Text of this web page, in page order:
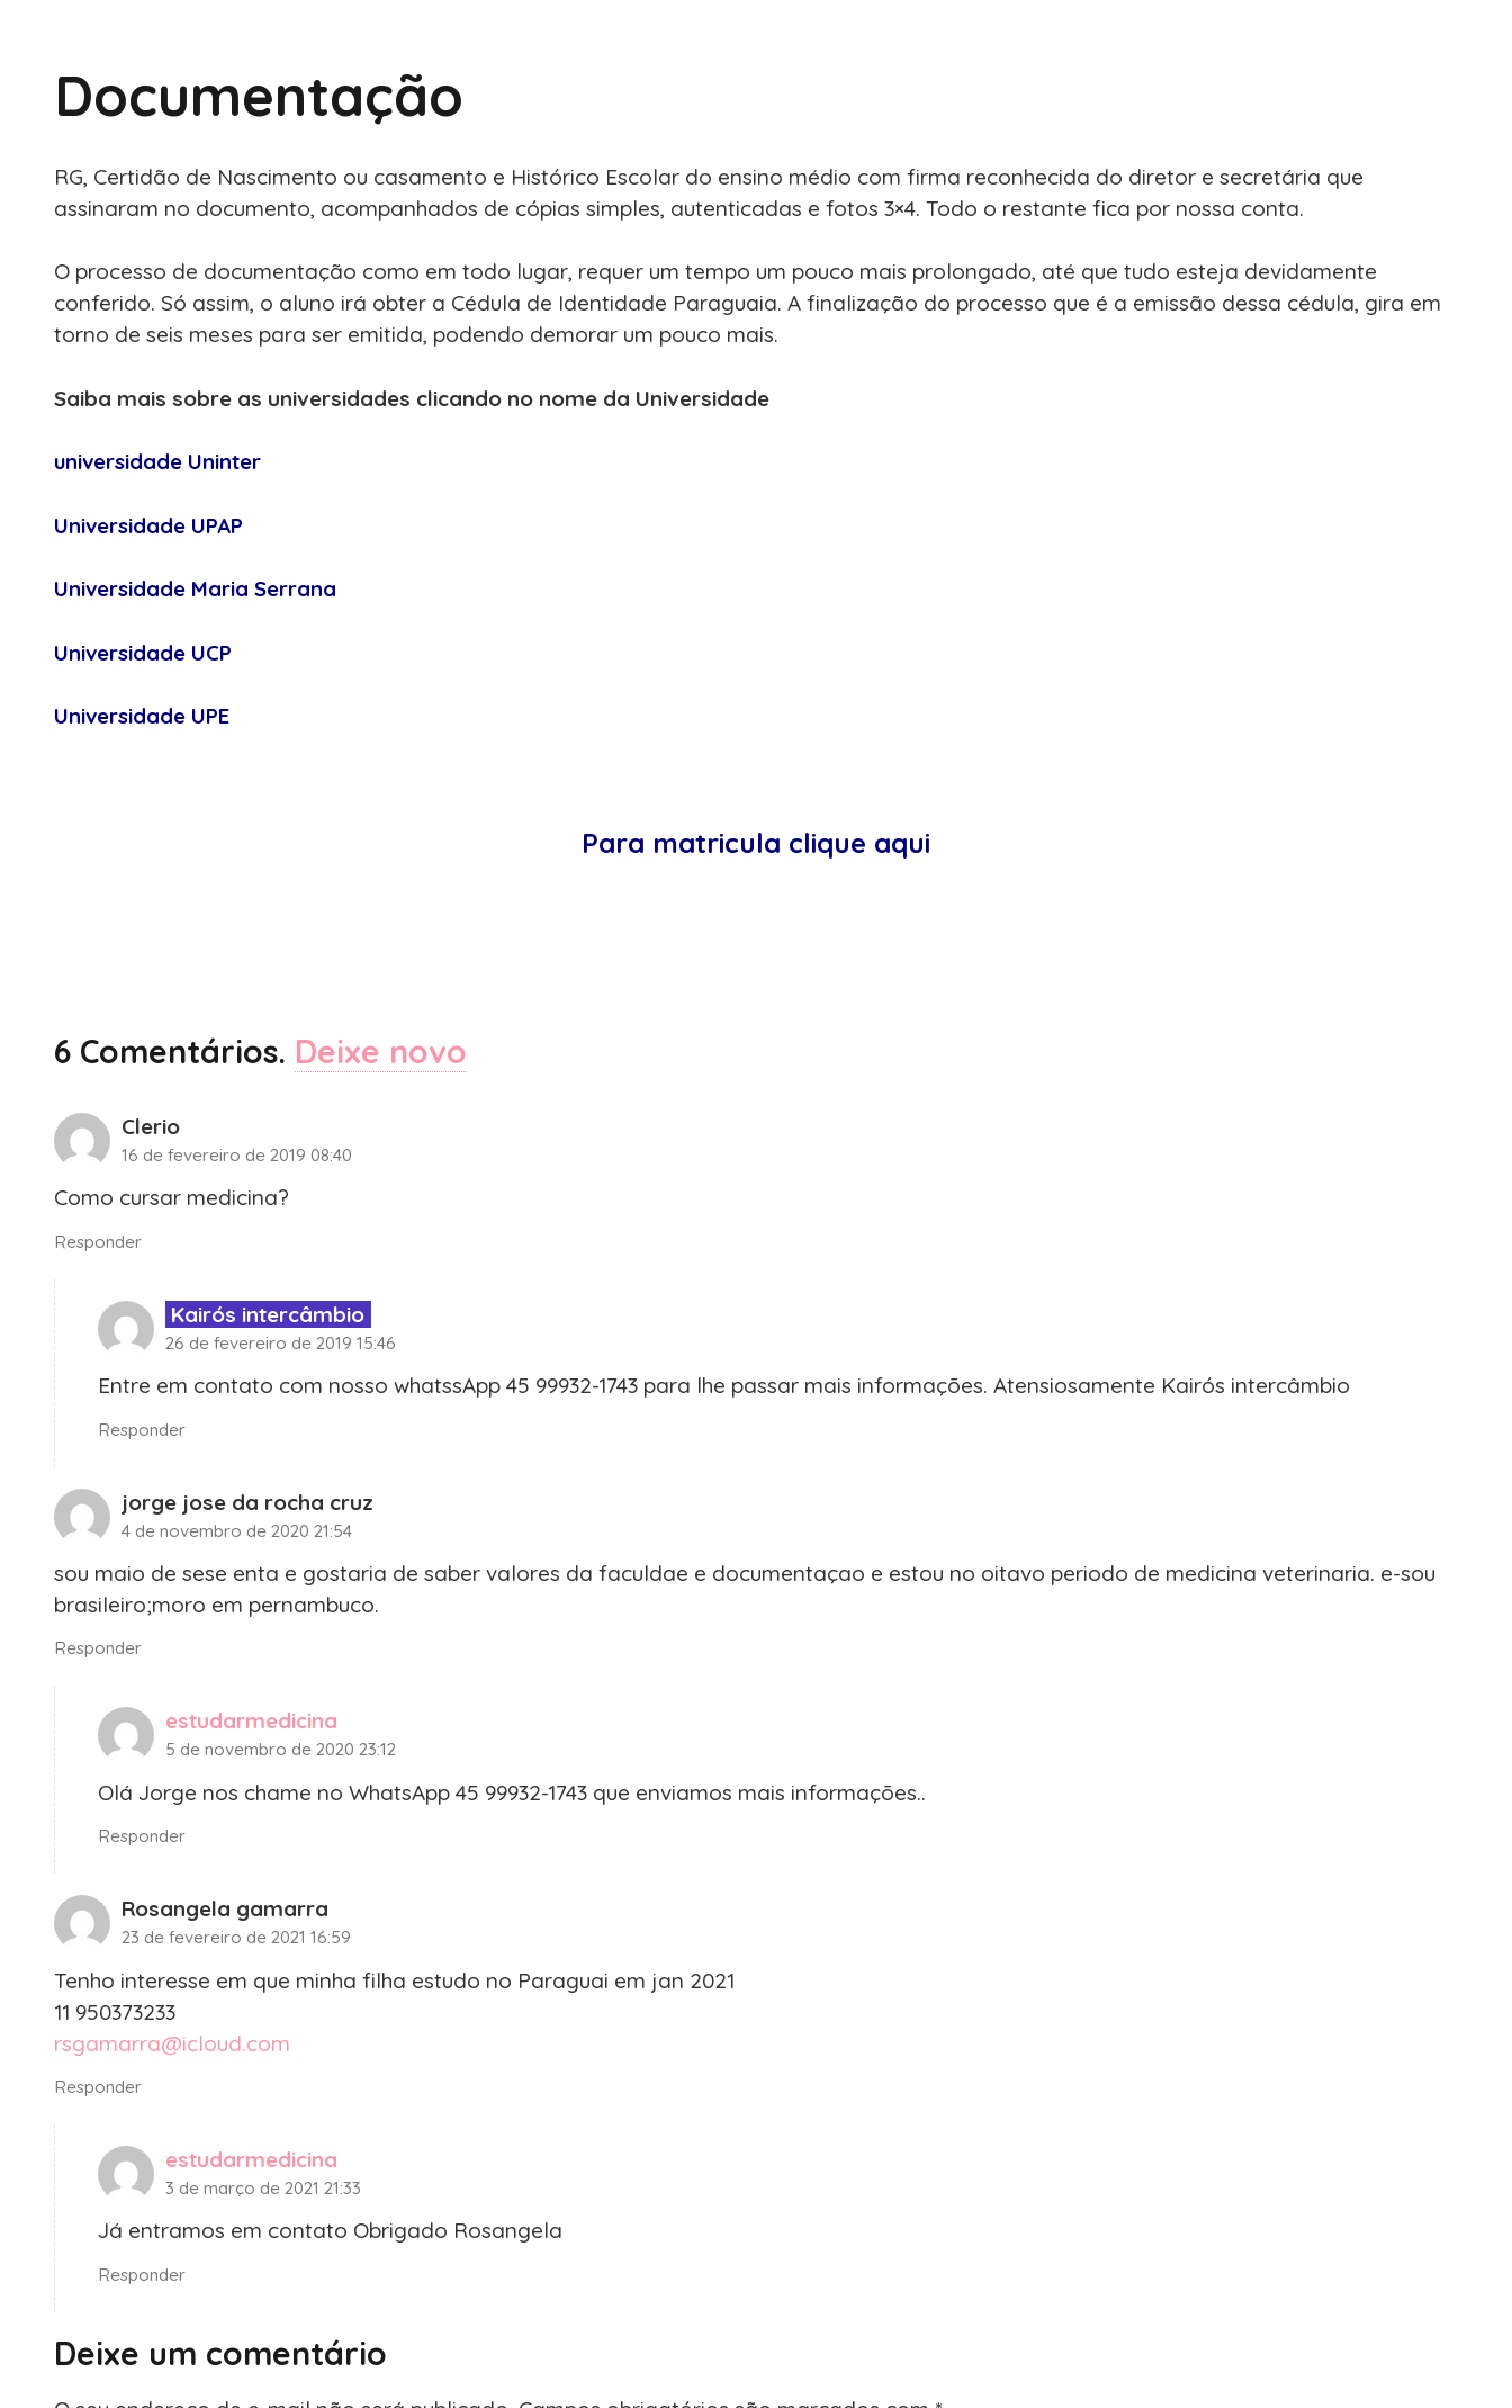
Documentação
RG, Certidão de Nascimento ou casamento e Histórico Escolar do ensino médio com firma reconhecida do diretor e secretária que
assinaram no documento, acompanhados de cópias simples, autenticadas e fotos 3×4. Todo o restante fica por nossa conta.
O processo de documentação como em todo lugar, requer um tempo um pouco mais prolongado, até que tudo esteja devidamente
conferido. Só assim, o aluno irá obter a Cédula de Identidade Paraguaia. A finalização do processo que é a emissão dessa cédula, gira em
torno de seis meses para ser emitida, podendo demorar um pouco mais.
Saiba mais sobre as universidades clicando no nome da Universidade
universidade Uninter
Universidade UPAP
Universidade Maria Serrana
Universidade UCP
Universidade UPE
Para matricula clique aqui
6 Comentários. Deixe novo
Clerio
16 de fevereiro de 2019 08:40
Como cursar medicina?
Responder
Kairós intercâmbio
26 de fevereiro de 2019 15:46
Entre em contato com nosso whatssApp 45 99932-1743 para lhe passar mais informações. Atensiosamente Kairós intercâmbio
Responder
jorge jose da rocha cruz
4 de novembro de 2020 21:54
sou maio de sese enta e gostaria de saber valores da faculdae e documentaçao e estou no oitavo periodo de medicina veterinaria. e-sou
brasileiro;moro em pernambuco.
Responder
estudarmedicina
5 de novembro de 2020 23:12
Olá Jorge nos chame no WhatsApp 45 99932-1743 que enviamos mais informações..
Responder
Rosangela gamarra
23 de fevereiro de 2021 16:59
Tenho interesse em que minha filha estudo no Paraguai em jan 2021
11 950373233
rsgamarra@icloud.com
Responder
estudarmedicina
3 de março de 2021 21:33
Já entramos em contato Obrigado Rosangela
Responder
Deixe um comentário